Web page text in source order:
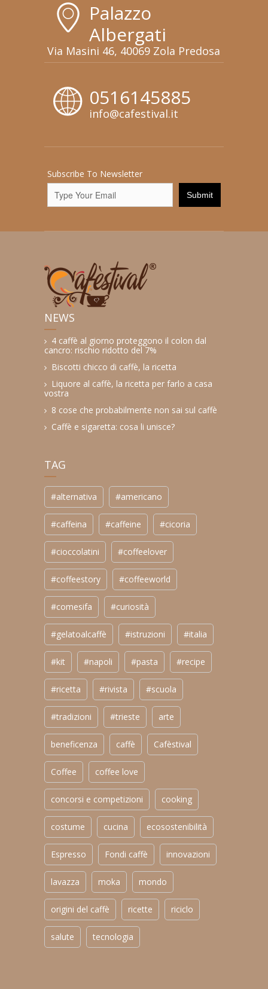
Palazzo
Albergati
Via Masini 46, 40069 Zola Predosa
0516145885
info@cafestival.it
Subscribe To Newsletter
NEWS
4 caffè al giorno proteggono il colon dal
cancro: rischio ridotto del 7%
Biscotti chicco di caffè, la ricetta
Liquore al caffè, la ricetta per farlo a casa
vostra
8 cose che probabilmente non sai sul caffè
Caffè e sigaretta: cosa li unisce?
TAG
#alternativa #americano
#caffeina #caffeine #cicoria
#cioccolatini #coffeelover
#coffeestory #coffeeworld
#comesifa #curiosità
#gelatoalcaffè #istruzioni #italia
#kit #napoli #pasta #recipe
#ricetta #rivista #scuola
#tradizioni #trieste arte
beneficenza caffè Cafèstival
Coffee coffee love
concorsi e competizioni cooking
costume cucina ecosostenibilità
Espresso Fondi caffè innovazioni
lavazza moka mondo
origini del caffè ricette riciclo
salute tecnologia